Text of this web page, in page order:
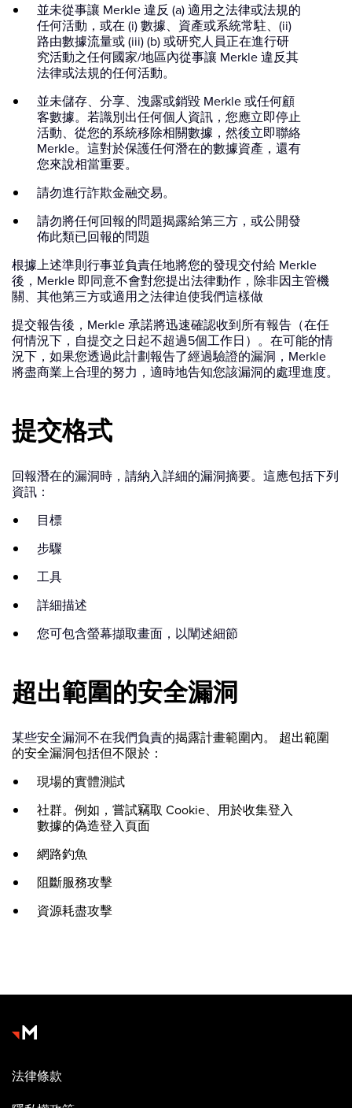
並未從事讓 Merkle 違反 (a) 適用之法律或法規的
任何活動，或在 (i) 數據、資產或系統常駐、(ii)
路由數據流量或 (iii) (b) 或研究人員正在進行研
究活動之任何國家/地區內從事讓 Merkle 違反其
法律或法規的任何活動。
並未儲存、分享、洩露或銷毀 Merkle 或任何顧
客數據。若識別出任何個人資訊，您應立即停止
活動、從您的系統移除相關數據，然後立即聯絡
Merkle。這對於保護任何潛在的數據資產，還有
您來說相當重要。
請勿進行詐欺金融交易。
請勿將任何回報的問題揭露給第三方，或公開發
佈此類已回報的問題
根據上述準則行事並負責任地將您的發現交付給 Merkle
後，Merkle 即同意不會對您提出法律動作，除非因主管機
關、其他第三方或適用之法律迫使我們這樣做
提交報告後，Merkle 承諾將迅速確認收到所有報告（在任
何情況下，自提交之日起不超過5個工作日）。在可能的情
況下，如果您透過此計劃報告了經過驗證的漏洞，Merkle
將盡商業上合理的努力，適時地告知您該漏洞的處理進度。
提交格式
回報潛在的漏洞時，請納入詳細的漏洞摘要。這應包括下列
資訊：
目標
步驟
工具
詳細描述
您可包含螢幕擷取畫面，以闡述細節
超出範圍的安全漏洞
某些安全漏洞不在我們負責的揭露計畫範圍內。 超出範圍
的安全漏洞包括但不限於：
現場的實體測試
社群。例如，嘗試竊取 Cookie、用於收集登入
數據的偽造登入頁面
網路釣魚
阻斷服務攻擊
資源耗盡攻擊
法律條款